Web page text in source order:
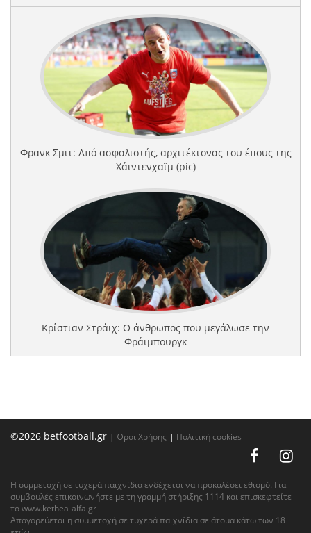
Φρανκ Σμιτ: Από ασφαλιστής, αρχιτέκτονας του έπους της
Χάιντενχαϊμ (pic)
Κρίστιαν Στράιχ: Ο άνθρωπος που μεγάλωσε την
Φράιμπουργκ
©2026 betfootball.gr | Όροι Χρήσης | Πολιτική cookies
Η συμμετοχή σε τυχερά παιχνίδια ενδέχεται να προκαλέσει εθισμό. Για
συμβουλές επικοινωνήστε με τη γραμμή στήριξης 1114 και επισκεφτείτε
τοwww.kethea-alfa.gr
Απαγορεύεται η συμμετοχή σε τυχερά παιχνίδια σε άτομα κάτω των 18